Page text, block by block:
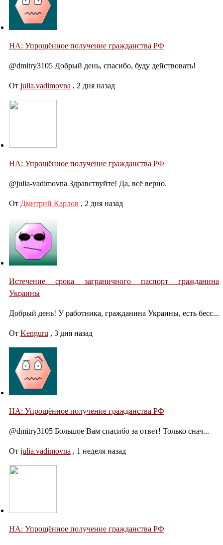
НА: Упрощённое получение гражданства РФ
@dmitry3105 Добрый день, спасибо, буду действовать!
От julia.vadimovna , 2 дня назад
НА: Упрощённое получение гражданства РФ
@julia-vadimovna Здравствуйте! Да, всё верно.
От Дмитрий Карлов , 2 дня назад
Истечение срока заграничного паспорт гражданина
Украины
Добрый день! У работника, гражданина Украины, есть бесс...
От Kenguru , 3 дня назад
НА: Упрощённое получение гражданства РФ
@dmitry3105 Большое Вам спасибо за ответ! Только снач...
От julia.vadimovna , 1 неделя назад
НА: Упрощённое получение гражданства РФ